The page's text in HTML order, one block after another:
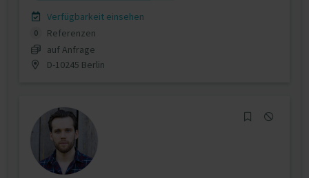
Verfügbarkeit einsehen
0
Referenzen
auf Anfrage
D-10245 Berlin